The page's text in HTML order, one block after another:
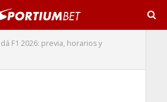
F1 2026: previa, horarios y